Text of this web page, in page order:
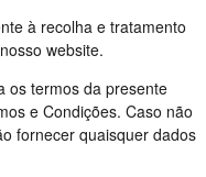
à recolha e tratamento
website.
os termos da presente
e Condições. Caso não
fornecer quaisquer dados